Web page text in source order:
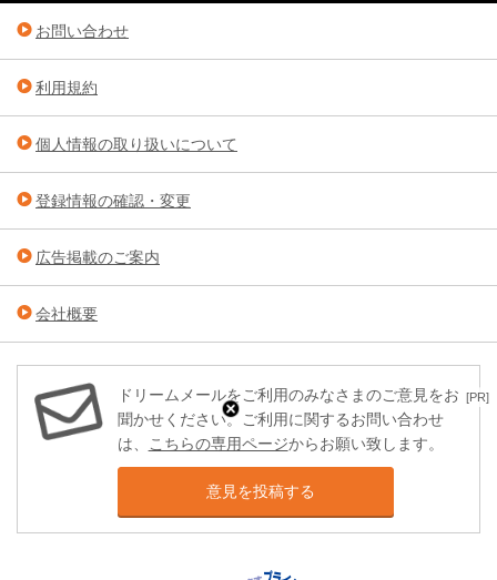
[PR]
お問い合わせ
利用規約
個人情報の取り扱いについて
登録情報の確認・変更
広告掲載のご案内
会社概要
ドリームメールをご利用のみなさまのご意見をお
聞かせください。ご利用に関するお問い合わせ
は、 こちらの専用ページからお願い致します。
意見を投稿する